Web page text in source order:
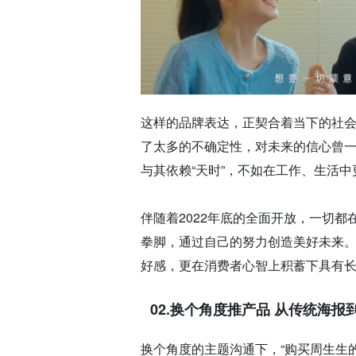
这样的品牌表达，正契合着当下的社
了太多的不确定性，对未来的信心曾
与其依赖“天时”，不如在工作、生活
伴随着2022年底的全面开放，一切都
拳脚，通过自己的努力创造美好未来。
好感，更在消费者心智上积蓄下具有
02.换个角度推产品从传统海报
换个角度的主题沟通下，“购买周生